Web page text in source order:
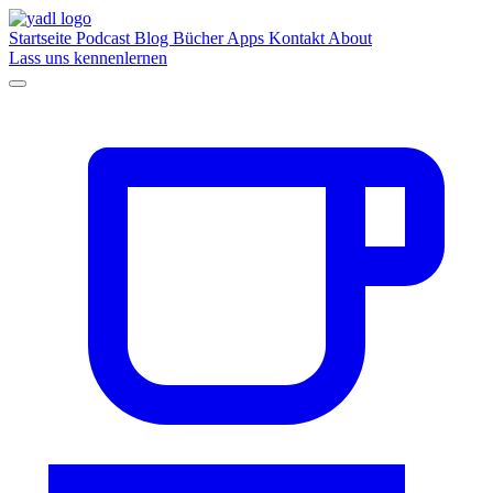
Startseite Podcast Blog BücherApps Kontakt About
Lass uns kennenlernen